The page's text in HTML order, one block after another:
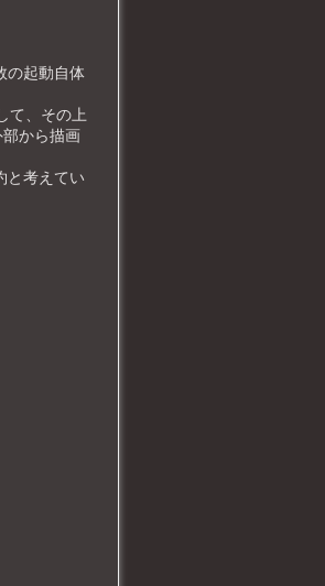
の起動自体
て、その上
から描画
と考えてい